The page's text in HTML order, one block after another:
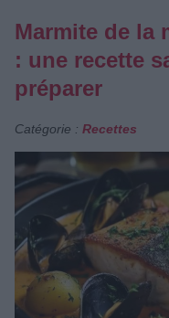
Marmite de la
: une recette
préparer
Catégorie : Recettes